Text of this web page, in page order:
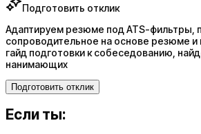
Подготовить отклик
Адаптируем резюме под ATS-фильтры,
сопроводительное на основе резюме и
гайд подготовки к собеседованию,
нанимающих
Подготовить отклик
Если ты: